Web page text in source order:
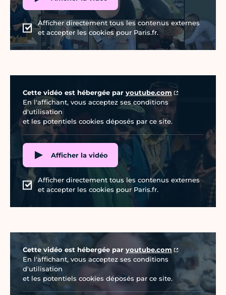
Afficher directement tous les contenus externes
et accepter les cookies pour Paris.fr.
Cette vidéo est hébergée par youtube.com
En l'affichant, vous acceptez ses conditions
d'utilisation
et les potentiels cookies déposés par ce site.
Afficher la vidéo
Afficher directement tous les contenus externes
et accepter les cookies pour Paris.fr.
Vidéo Youtube
Cette vidéo est hébergée par youtube.com
En l'affichant, vous acceptez ses conditions
d'utilisation
et les potentiels cookies déposés par ce site.